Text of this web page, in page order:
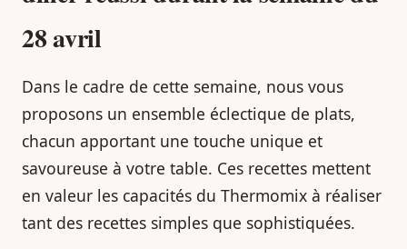
28 avril
Dans le cadre de cette semaine, nous vous
proposons un ensemble éclectique de plats,
chacun apportant une touche unique et
savoureuse à votre table. Ces recettes mettent
en valeur les capacités du Thermomix à réaliser
tant des recettes simples que sophistiquées.